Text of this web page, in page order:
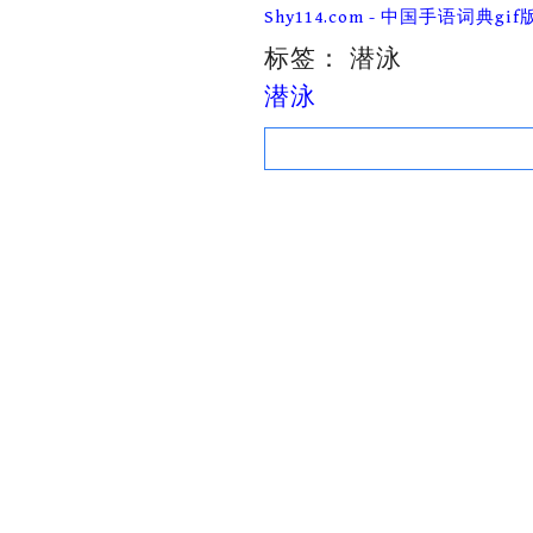
Skip
content
Shy114.com - 中国手语词典gif
标签： 潜泳
潜泳
Search